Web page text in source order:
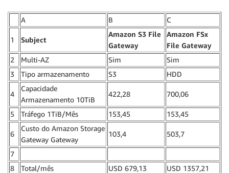
A B C
1 Subject
Amazon S3 File
Gateway
Amazon FSx
File Gateway
2
Multi-AZ Sim
Sim
3
Tipo armazenamento S3 HDD
4
Capacidade
Armazenamento 10TiB
422,28 700,06
5 Tráfego 1TiB/Mês 153,45 153,45
6
Custo do Amazon Storage
Gateway Gateway
103,4 503,7
7
8
Total/mês USD 679,13 USD 1357,21